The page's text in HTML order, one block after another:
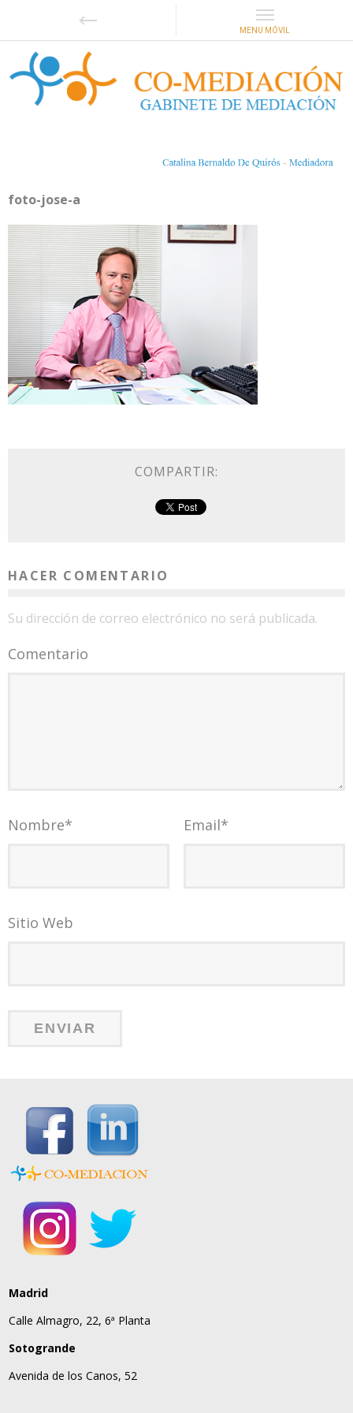
foto-jose-a
COMPARTIR:
HACER COMENTARIO
Su dirección de correo electrónico no será publicada.
Comentario
Nombre* Email*
Sitio Web
Madrid
Calle Almagro, 22, 6ª Planta
Sotogrande
Avenida de los Canos, 52